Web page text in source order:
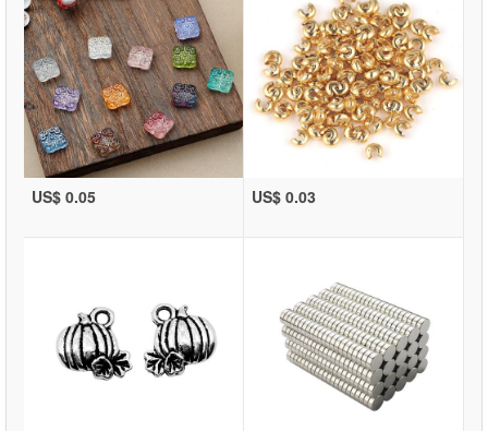
US$ 0.05 US$ 0.03